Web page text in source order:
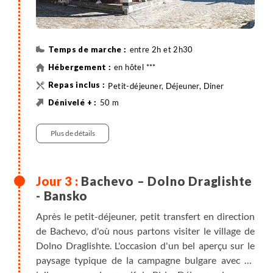
entre 2h et 2h30
en hôtel ***
Petit-déjeuner, Déjeuner, Diner
50 m
Minibus , entre 3h30 et 4h
Randonnée
Plus de détails
Bachevo – Dolno Draglishte
- Bansko
Après le petit-déjeuner, petit transfert en direction
de Bachevo, d'où nous partons visiter le village de
Dolno Draglishte. L'occasion d'un bel aperçu sur le
paysage typique de la campagne bulgare avec de